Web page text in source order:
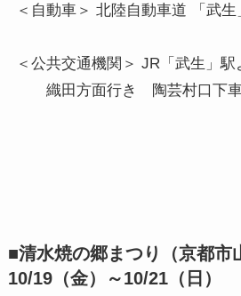
＜自動車＞ 北陸自動車道 「武
＜公共交通機関＞ JR「武生」
織田方面行き　陶芸村口下車
■清水焼の郷まつり（京都市
10/19（金）～10/21（日）